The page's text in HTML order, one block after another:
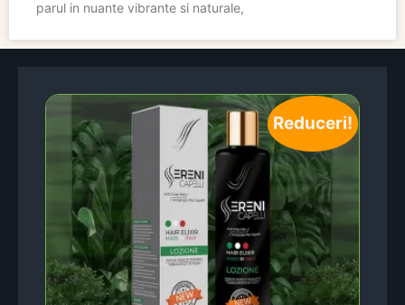
parul in nuante vibrante si naturale,
Reduceri!